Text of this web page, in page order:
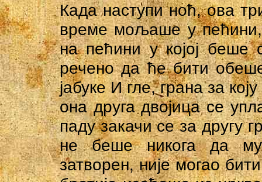
Када наступи ноћ, ова
време мољаше у
на пећини у којој
речено да ће бити
јабуке И гле, грана за
она друга двојица се
паду закачи се за другу
не беше никога да му
затворен, није могао